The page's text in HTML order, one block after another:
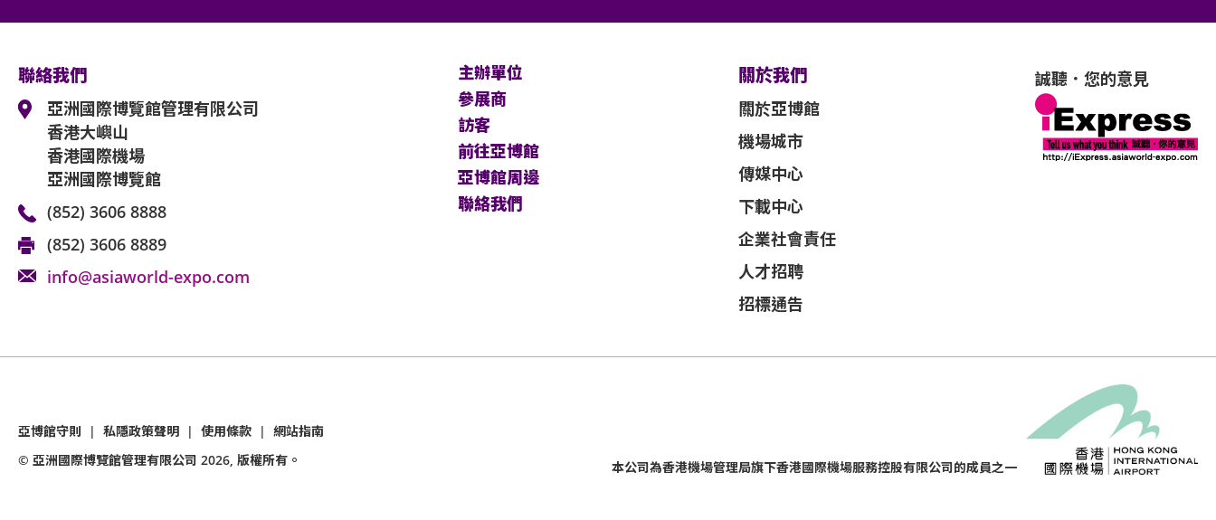
聯絡我們
亞洲國際博覽館管理有限公司
香港大嶼山
香港國際機場
亞洲國際博覽館
(852) 3606 8888
(852) 3606 8889
info@asiaworld-expo.com
主辦單位
參展商
訪客
前往亞博館
亞博館周邊
聯絡我們
關於我們
關於亞博館
機場城市
傳媒中心
下載中心
企業社會責任
人才招聘
招標通告
誠聽．您的意見
亞博館守則 | 私隱政策聲明 | 使用條款 | 網站指南
© 亞洲國際博覽館管理有限公司 2026 , 版權所有。 本公司為香港機場管理局旗下香港國際機場服務控股有限公司的成員之一